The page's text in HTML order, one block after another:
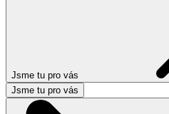
Jsme tu pro vás
Jsme tu pro vás